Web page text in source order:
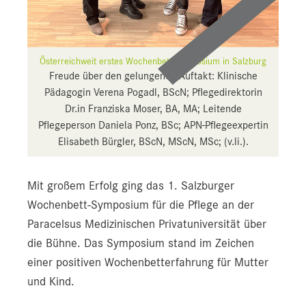
Österreichweit erstes Wochenbett-Symposium in Salzburg
Freude über den gelungenen Auftakt: Klinische
Pädagogin Verena Pogadl, BScN; Pflegedirektorin
Dr.in Franziska Moser, BA, MA; Leitende
Pflegeperson Daniela Ponz, BSc; APN-Pflegeexpertin
Elisabeth Bürgler, BScN, MScN, MSc; (v.li.).
Mit großem Erfolg ging das 1. Salzburger
Wochenbett-Symposium für die Pflege an der
Paracelsus Medizinischen Privatuniversität über
die Bühne. Das Symposium stand im Zeichen
einer positiven Wochenbetterfahrung für Mutter
und Kind.